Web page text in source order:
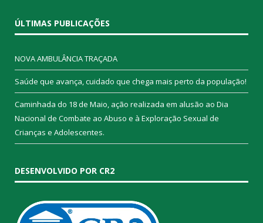
ÚLTIMAS PUBLICAÇÕES
NOVA AMBULÂNCIA TRAÇADA
Saúde que avança, cuidado que chega mais perto da população!
Caminhada do 18 de Maio, ação realizada em alusão ao Dia
Nacional de Combate ao Abuso e à Exploração Sexual de
Crianças e Adolescentes.
DESENVOLVIDO POR CR2